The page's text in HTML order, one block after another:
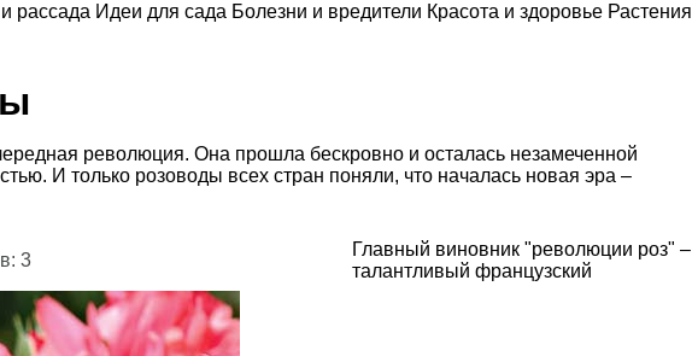
рассада Идеи для сада Болезни и вредители Красота и здоровье Растения
революция. Она прошла бескровно и осталась незамеченной
И только розоводы всех стран поняли, что началась новая эра –
3
Главный виновник "революции роз" –
талантливый французский